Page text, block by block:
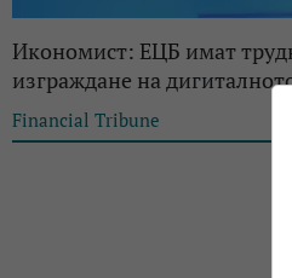
Икономист: ЕЦБ имат
изграждане на
Financial Tribune